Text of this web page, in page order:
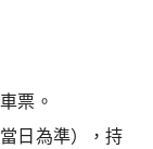
票。
日為準），持